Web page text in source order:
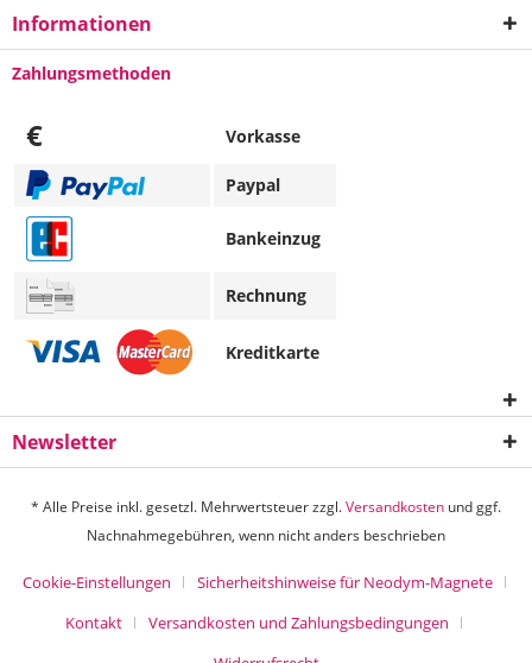
Informationen
Zahlungsmethoden
€ Vorkasse
Paypal
Bankeinzug
Rechnung
Kreditkarte
Newsletter
* Alle Preise inkl. gesetzl. Mehrwertsteuer zzgl.Versandkosten und ggf.
Nachnahmegebühren, wenn nicht anders beschrieben
Cookie-Einstellungen
Sicherheitshinweise für Neodym-Magnete
Kontakt
Versandkosten und Zahlungsbedingungen